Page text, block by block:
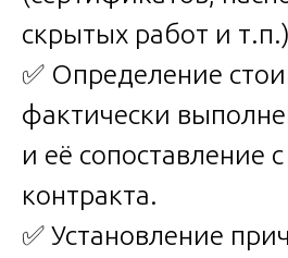
скрытых работ и
✅ Определение
фактически
и её сопоставление
контракта.
✅ Установление